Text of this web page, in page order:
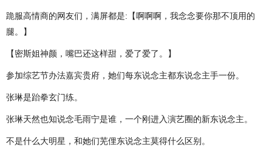
跪服高情商的网友们，满屏都是:【啊啊啊，我念念要你那不顶用的
腿。】
【密斯姐神颜，嘴巴还这样甜，爱了爱了。】
参加综艺节办法嘉宾贵府，她们每东说念主都东说念主手一份。
张琳是跆拳玄门练。
张琳天然也知说念毛雨宁是谁，一个刚进入演艺圈的新东说念主。
不是什么大明星，和她们芜俚东说念主莫得什么区别。